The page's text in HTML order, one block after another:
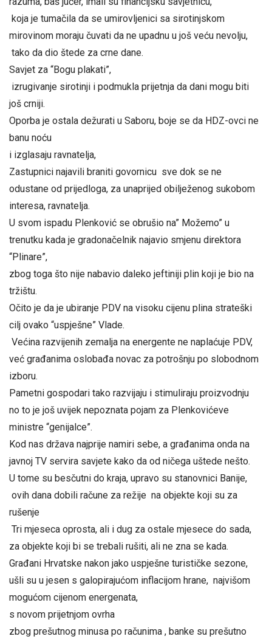
koja je tumačila da se umirovljenici sa sirotinjskom
mirovinom moraju čuvati da ne upadnu u još veću nevolju,
tako da dio štede za crne dane.
Savjet za “Bogu plakati”,
izrugivanje sirotinji i podmukla prijetnja da dani mogu biti
još crniji.
Oporba je ostala dežurati u Saboru, boje se da HDZ-ovci ne
banu noću
i izglasaju ravnatelja,
Zastupnici najavili braniti govornicu sve dok se ne
odustane od prijedloga, za unaprijed obilježenog sukobom
interesa, ravnatelja.
U svom ispadu Plenković se obrušio na” Možemo” u
trenutku kada je gradonačelnik najavio smjenu direktora
“Plinare”,
zbog toga što nije nabavio daleko jeftiniji plin koji je bio na
tržištu.
Očito je da je ubiranje PDV na visoku cijenu plina strateški
cilj ovako “uspješne” Vlade.
Većina razvijenih zemalja na energente ne naplaćuje PDV,
već građanima oslobađa novac za potrošnju po slobodnom
izboru.
Pametni gospodari tako razvijaju i stimuliraju proizvodnju
no to je još uvijek nepoznata pojam za Plenkovićeve
ministre “genijalce”.
Kod nas država najprije namiri sebe, a građanima onda na
javnoj TV servira savjete kako da od ničega uštede nešto.
U tome su besčutni do kraja, upravo su stanovnici Banije,
ovih dana dobili račune za režije na objekte koji su za
rušenje
Tri mjeseca oprosta, ali i dug za ostale mjesece do sada,
za objekte koji bi se trebali rušiti, ali ne zna se kada.
Građani Hrvatske nakon jako uspješne turističke sezone,
ušli su u jesen s galopirajućom inflacijom hrane, najvišom
mogućom cijenom energenata,
s novom prijetnjom ovrha
zbog prešutnog minusa po računima , banke su prešutno